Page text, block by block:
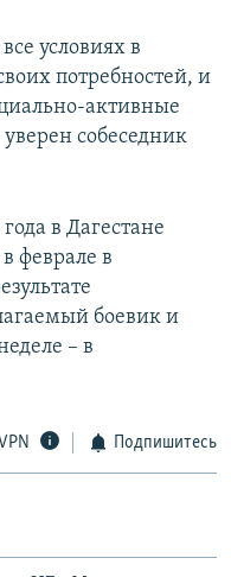
условиях в
потребностей, и
активные
собеседник
в Дагестане
феврале в
боевик и
– в
Подпишитесь